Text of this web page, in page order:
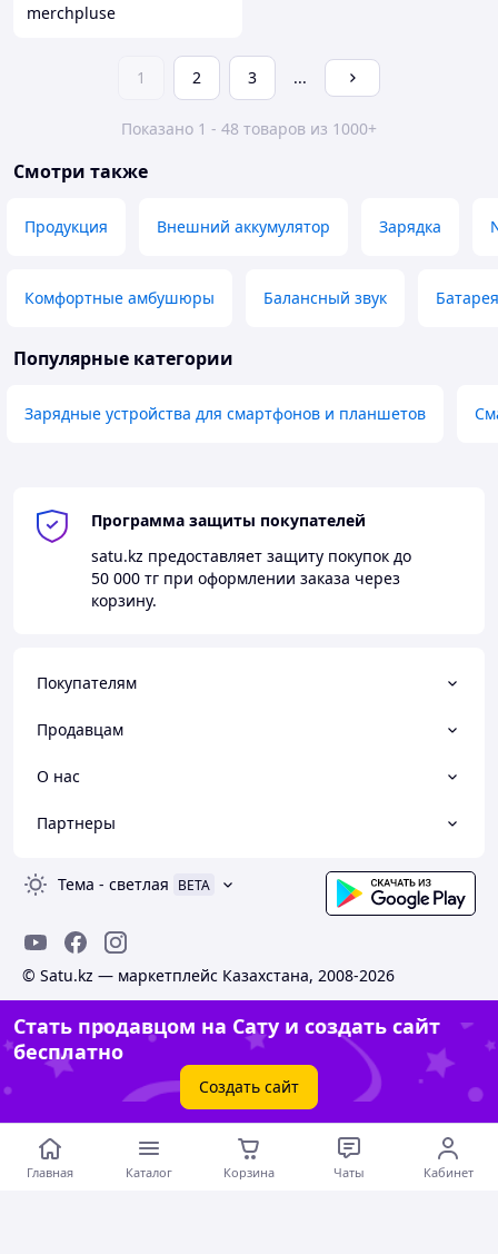
merchpluse
1 2 3 ...
Показано 1 - 48 товаров из 1000+
Смотри также
Продукция Внешний аккумулятор Зарядка
Комфортные амбушюры Балансный звук
Популярные категории
Зарядные устройства для смартфонов и планшетов
Программа защиты покупателей
satu.kz предоставляет защиту покупок до
50 000 тг при оформлении заказа через
корзину.
Покупателям
Продавцам
О нас
Партнеры
Тема - светлая BETA
© Satu.kz — маркетплейс Казахстана, 2008-2026
Стать продавцом на Сату и создать сайт
бесплатно
Создать сайт
Главная Каталог Корзина Чаты Кабинет